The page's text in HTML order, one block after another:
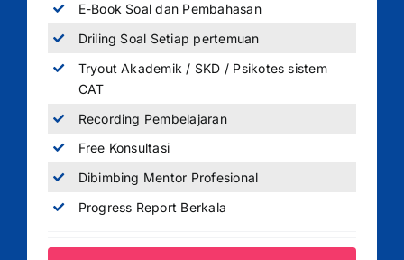
E-Book Soal dan Pembahasan
Driling Soal Setiap pertemuan
Tryout Akademik / SKD / Psikotes sistem
CAT
Recording Pembelajaran
Free Konsultasi
Dibimbing Mentor Profesional
Progress Report Berkala